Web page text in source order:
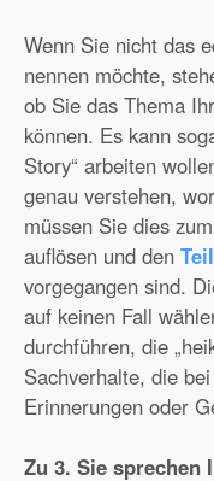
Wenn Sie nicht das
nennen möchte,
ob Sie das Thema
können. Es kann
Story“ arbeiten
genau verstehen,
müssen Sie dies
auflösen und den
vorgegangen sind.
auf keinen Fall
durchführen, die
Sachverhalte, die
Erinnerungen oder
Zu 3. Sie sprechen